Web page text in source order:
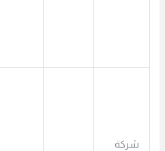
شركة